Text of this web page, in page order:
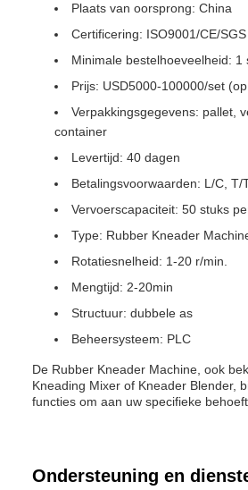
Plaats van oorsprong: China
Certificering: ISO9001/CE/SGS
Minimale bestelhoeveelheid: 1
Prijs: USD5000-100000/set
Verpakkingsgegevens: pallet,
container
Levertijd: 40 dagen
Betalingsvoorwaarden: L/C, T/
Vervoerscapaciteit: 50 stuks
Type: Rubber Kneader
Rotatiesnelheid: 1-20 r/min.
Mengtijd: 2-20min
Structuur: dubbele as
Beheersysteem: PLC
De Rubber Kneader Machine, ook
Kneading Mixer of Kneader Blender,
functies om aan uw specifieke
Ondersteuning en